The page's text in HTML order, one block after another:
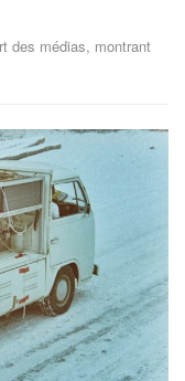
des médias, montrant